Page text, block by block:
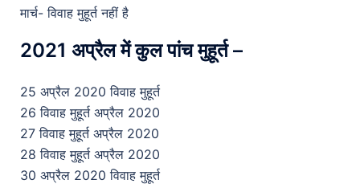
मार्च- विवाह मुहूर्त नहीं है
2021 अप्रैल में कुल पांच मुहूर्त –
25 अप्रैल 2020 विवाह मुहूर्त
26 विवाह मुहूर्त अप्रैल 2020
27 विवाह मुहूर्त अप्रैल 2020
28 विवाह मुहूर्त अप्रैल 2020
30 अप्रैल 2020 विवाह मुहूर्त